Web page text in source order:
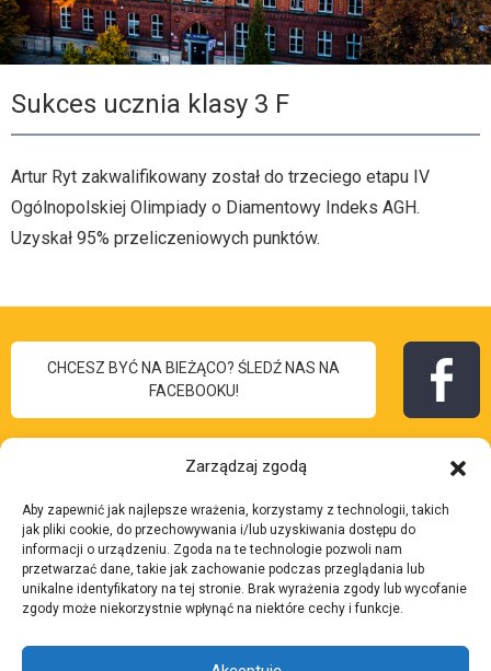
Zarządzaj zgodą
Aby zapewnić jak najlepsze wrażenia, korzystamy z technologii, takich
jak pliki cookie, do przechowywania i/lub uzyskiwania dostępu do
informacji o urządzeniu. Zgoda na te technologie pozwoli nam
przetwarzać dane, takie jak zachowanie podczas przeglądania lub
unikalne identyfikatory na tej stronie. Brak wyrażenia zgody lub wycofanie
zgody może niekorzystnie wpłynąć na niektóre cechy i funkcje.
Sukces ucznia klasy 3 F
Artur Ryt zakwalifikowany został do trzeciego etapu IV
Ogólnopolskiej Olimpiady o Diamentowy Indeks AGH.
Uzyskał 95% przeliczeniowych punktów.
CHCESZ BYĆ NA BIEŻĄCO? ŚLEDŹ NAS NA
FACEBOOKU!
I Liceum
Ogólnokształcące
im. Bolesława Chrobrego
w Pszczynie
Skontaktuj się z nami:
Adres:ul. 3 Maja 7, 43-
200 Pszczyna
Telefon:32 210 37 27